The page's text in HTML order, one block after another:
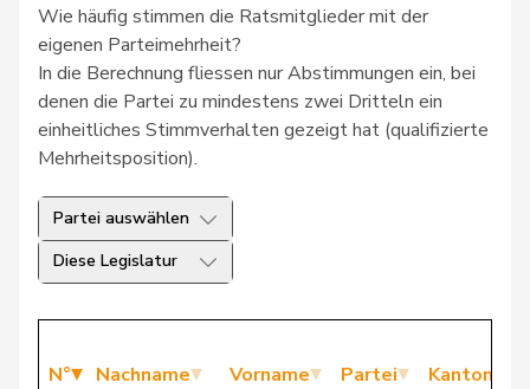
Wie häufig stimmen die Ratsmitglieder mit der
eigenen Parteimehrheit?
In die Berechnung fliessen nur Abstimmungen ein, bei
denen die Partei zu mindestens zwei Dritteln ein
einheitliches Stimmverhalten gezeigt hat (qualifizierte
Mehrheitsposition).
Partei auswählen
Diese Legislatur
N° Nachname Vorname Partei Kanton